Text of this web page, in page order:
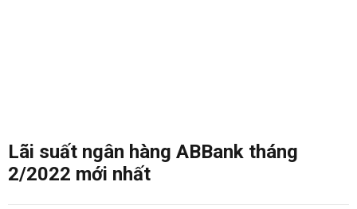
Lãi suất ngân hàng ABBank tháng
2/2022 mới nhất